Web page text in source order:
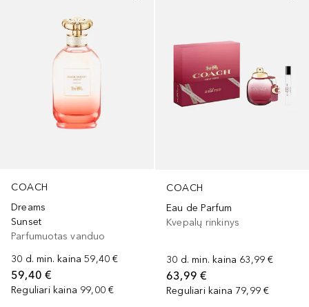
COACH
Dreams
Sunset
Parfumuotas vanduo
30 d. min. kaina 59,40 €
59,40 €
Reguliari kaina 99,00 €
COACH
Eau de Parfum
Kvepalų rinkinys
30 d. min. kaina 63,99 €
63,99 €
Reguliari kaina 79,99 €